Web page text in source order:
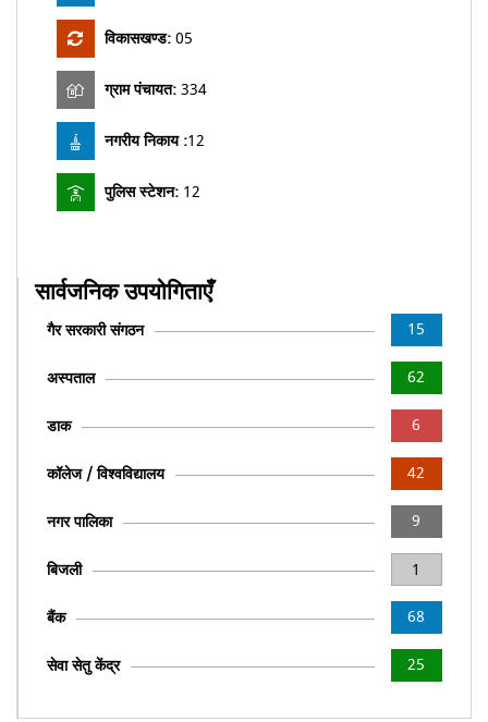
विकासखण्ड:05
ग्राम पंचायत:334
नगरीय निकाय :12
पुलिस स्टेशन: 12
सार्वजनिक उपयोगिताएँ
15
गैर सरकारी संगठन
62
अस्पताल
6
डाक
42
कॉलेज / विश्वविद्यालय
9
नगर पालिका
1
बिजली
68
बैंक
25
सेवा सेतु केंद्र